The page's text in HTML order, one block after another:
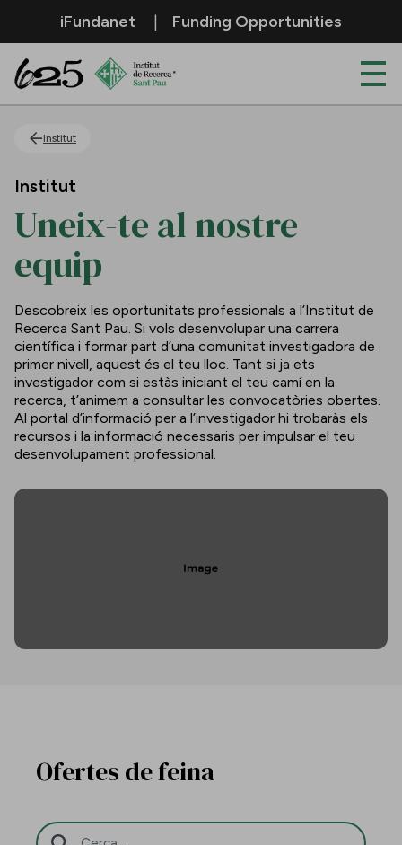
Salta al contingut principal
iFundanet Funding Opportunities
Institut
Institut
Uneix-te al nostre
equip
Descobreix les oportunitats professionals a l’Institut de
Recerca Sant Pau. Si vols desenvolupar una carrera
científica i formar part d’una comunitat investigadora de
primer nivell, aquest és el teu lloc. Tant si ja ets
investigador com si estàs iniciant el teu camí en la
recerca, t’animem a consultar les convocatòries obertes.
Al portal d’informació per a l’investigador hi trobaràs els
recursos i la informació necessaris per impulsar el teu
desenvolupament professional.
Ofertes de feina
Barra de cerca